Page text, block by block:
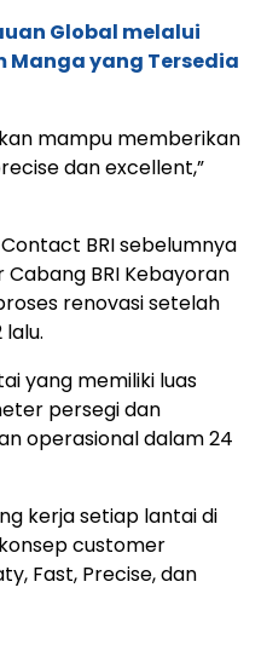
Global melalui
Manga yang Tersedia
mampu memberikan
dan excellent,”
BRI sebelumnya
BRI Kebayoran
renovasi setelah
yang memiliki luas
persegi dan
operasional dalam 24
kerja setiap lantai di
customer
Fast, Precise, dan